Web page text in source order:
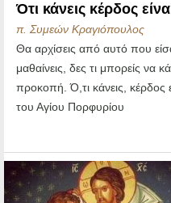
Ότι κάνεις κέρδος
π. Συμεών Κραγιόπουλος
Θα αρχίσεις από αυτό που
μαθαίνεις, δες τι μπορείς να
προκοπή. Ό,τι κάνεις, κέρδος
του Αγίου Πορφυρίου